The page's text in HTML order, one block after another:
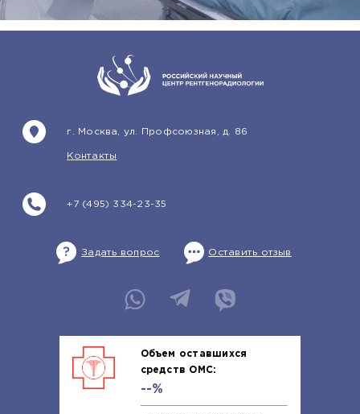
+7 (495) 334-23-35
г. Москва, ул. Профсоюзная, д. 86
Контакты
Задать вопрос Оставить отзыв
Объем оставшихся
средств ОМС:
--%